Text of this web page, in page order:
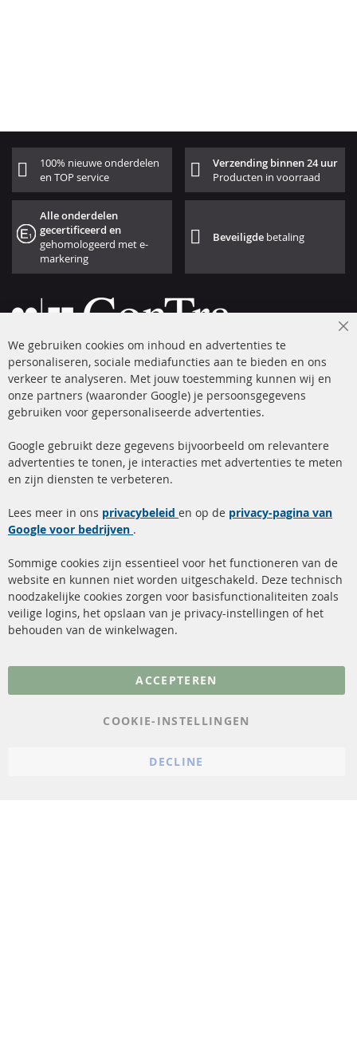
100% nieuwe onderdelen
en TOP service
Verzending binnen 24 uur
Producten in voorraad
Alle onderdelen
gecertificeerd en
gehomologeerd met e-
markering
Beveiligde betaling
+49 (0) 4533 799 00 0
ma-do: 09-17 u, vr Fr 09-16 u
info@contra-automotive.de
facebook
instagram
Snelle links
Roetfilter reiniging
Katalysator (KAT)
sensoren
FAQ
Kundenservice
Verzendingskosten
Contact
Annuleer contract
Gegevensbescherming
We gebruiken cookies om inhoud en advertenties te
personaliseren, sociale mediafuncties aan te bieden en ons
verkeer te analyseren. Met jouw toestemming kunnen wij en
onze partners (waaronder Google) je persoonsgegevens
gebruiken voor gepersonaliseerde advertenties.
Google gebruikt deze gegevens bijvoorbeeld om relevantere
advertenties te tonen, je interacties met advertenties te meten
en zijn diensten te verbeteren.
Lees meer in ons privacybeleid en op de privacy-pagina van
Google voor bedrijven .
Sommige cookies zijn essentieel voor het functioneren van de
website en kunnen niet worden uitgeschakeld. Deze technisch
noodzakelijke cookies zorgen voor basisfunctionaliteiten zoals
veilige logins, het opslaan van je privacy-instellingen of het
behouden van de winkelwagen.
ACCEPTEREN
COOKIE-INSTELLINGEN
DECLINE